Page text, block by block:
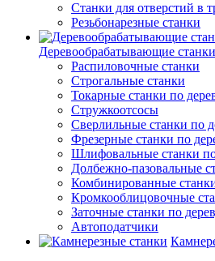
Станки для отверстий в
Резьбонарезные станки
Деревообрабатывающие станки
Распиловочные станки
Строгальные станки
Токарные станки по
Стружкоотсосы
Сверлильные станки по
Фрезерные станки по
Шлифовальные станки
Долбежно-пазовальные
Комбинированные
Кромкооблицовочные
Заточные станки по
Автоподатчики